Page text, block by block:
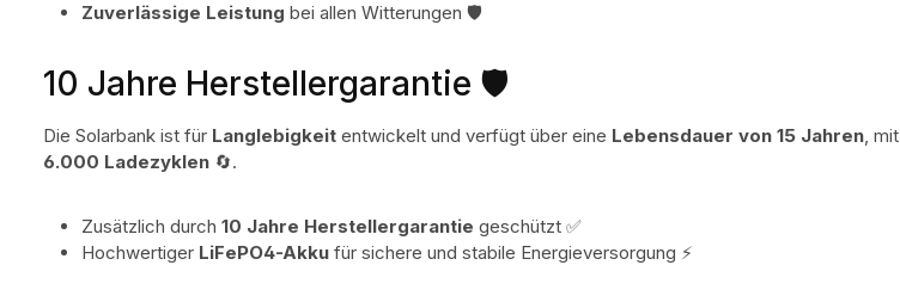
Zuverlässige Leistung bei allen Witterungen 🛡️
10 Jahre Herstellergarantie 🛡️
Die Solarbank ist für Langlebigkeit entwickelt und verfügt über eine Lebensdauer von 15 Jahren, mit
6.000 Ladezyklen 🔄.
Zusätzlich durch 10 Jahre Herstellergarantie geschützt ✅
Hochwertiger LiFePO4-Akku für sichere und stabile Energieversorgung ⚡